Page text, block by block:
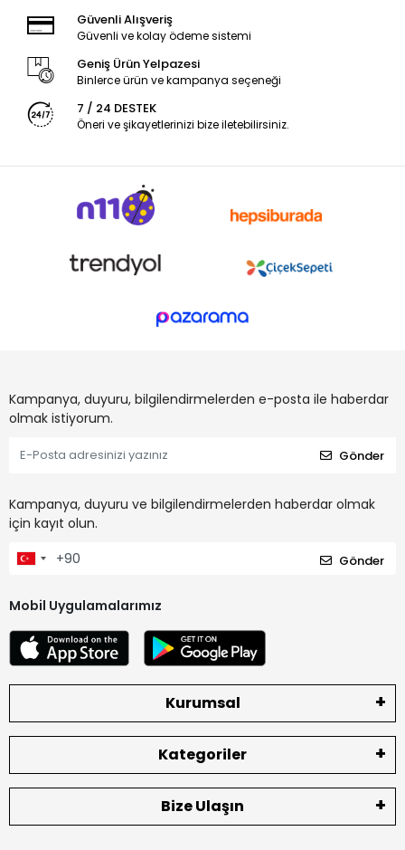
Güvenli Alışveriş
Güvenli ve kolay ödeme sistemi
Geniş Ürün Yelpazesi
Binlerce ürün ve kampanya seçeneği
7 / 24 DESTEK
Öneri ve şikayetlerinizi bize iletebilirsiniz.
Kampanya, duyuru, bilgilendirmelerden e-posta ile haberdar
olmak istiyorum.
Gönder
Kampanya, duyuru ve bilgilendirmelerden haberdar olmak
için kayıt olun.
Gönder
Mobil Uygulamalarımız
Kurumsal
Kategoriler
Bize Ulaşın